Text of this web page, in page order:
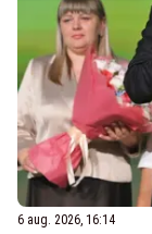
6 aug. 2026, 16:14